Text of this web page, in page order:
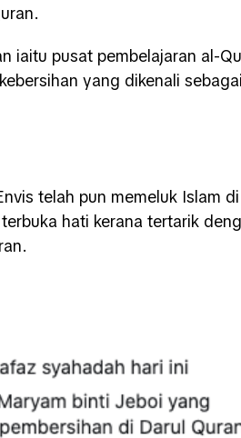
iaitu pusat pembelajaran al-
yang dikenali sebagai
telah pun memeluk Islam di
hati kerana tertarik